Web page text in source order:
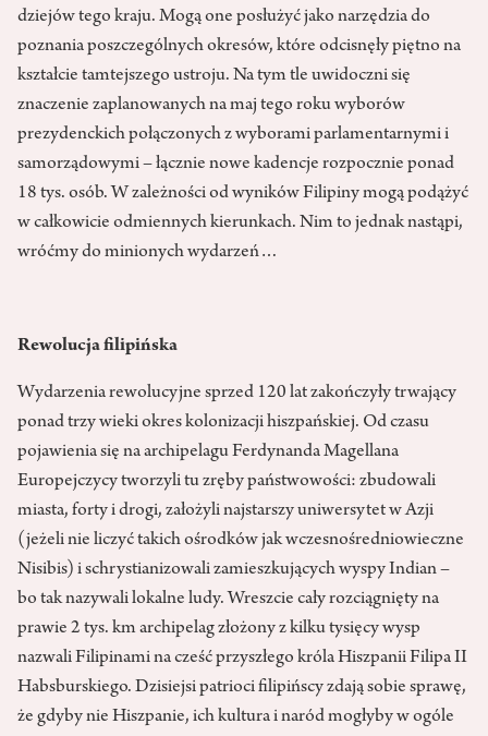
dziejów tego kraju. Mogą one posłużyć jako narzędzia do
poznania poszczególnych okresów, które odcisnęły piętno na
kształcie tamtejszego ustroju. Na tym tle uwidoczni się
znaczenie zaplanowanych na maj tego roku wyborów
prezydenckich połączonych z wyborami parlamentarnymi i
samorządowymi – łącznie nowe kadencje rozpocznie ponad
18 tys. osób. W zależności od wyników Filipiny mogą podążyć
w całkowicie odmiennych kierunkach. Nim to jednak nastąpi,
wróćmy do minionych wydarzeń…
Rewolucja filipińska
Wydarzenia rewolucyjne sprzed 120 lat zakończyły trwający
ponad trzy wieki okres kolonizacji hiszpańskiej. Od czasu
pojawienia się na archipelagu Ferdynanda Magellana
Europejczycy tworzyli tu zręby państwowości: zbudowali
miasta, forty i drogi, założyli najstarszy uniwersytet w Azji
(jeżeli nie liczyć takich ośrodków jak wczesnośredniowieczne
Nisibis) i schrystianizowali zamieszkujących wyspy Indian –
bo tak nazywali lokalne ludy. Wreszcie cały rozciągnięty na
prawie 2 tys. km archipelag złożony z kilku tysięcy wysp
nazwali Filipinami na cześć przyszłego króla Hiszpanii Filipa II
Habsburskiego. Dzisiejsi patrioci filipińscy zdają sobie sprawę,
że gdyby nie Hiszpanie, ich kultura i naród mogłyby w ogóle